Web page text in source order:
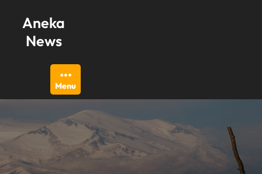
content
Aneka
News
Menu